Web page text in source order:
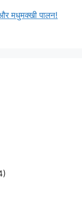
मधुमक्खी पालन!